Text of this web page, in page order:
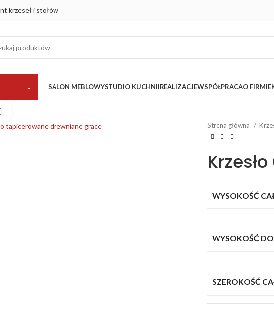
krzeseł i stołów
SALON MEBLOWYSTUDIO KUCHNIIREALIZACJEWSPÓŁPRACAO FIRMIE
Strona główna
Krzesło
WYSOKOŚĆ
WYSOKOŚĆ DO
SZEROKOŚĆ